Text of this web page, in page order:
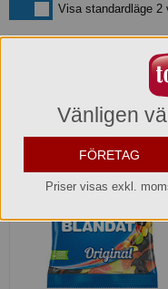
Visa standardlägeVisa standardläge 2
som
Vänligen
FÖRETAG
Priser visas exkl.